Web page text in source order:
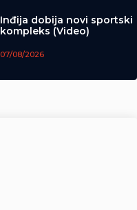
Inđija dobija novi sportski
kompleks (Video)
07/08/2026